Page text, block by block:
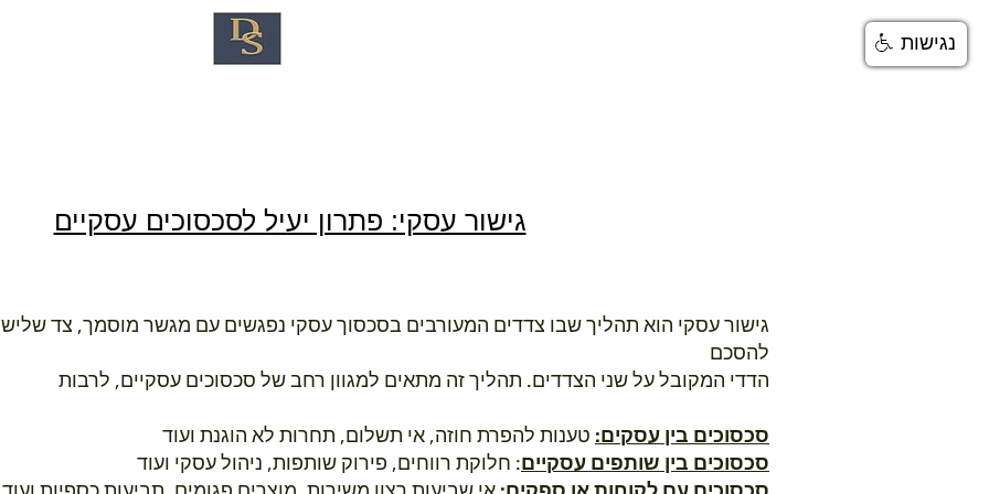
גישור עסקי: פתרון יעיל לסכסוכים עסקיים
גישור עסקי הוא תהליך שבו צדדים המעורבים בסכסוך עסקי נפגשים עם מגשר מוסמך, צד
להסכם
הדדי המקובל על שני הצדדים. תהליך זה מתאים למגוון רחב של סכסוכים עסקיים, לרבות
סכסוכים בין עסקים: טענות להפרת חוזה, אי תשלום, תחרות לא הוגנת ועוד
סכסוכים בין שותפים עסקיים: חלוקת רווחים, פירוק שותפות, ניהול עסקי ועוד
נגישות